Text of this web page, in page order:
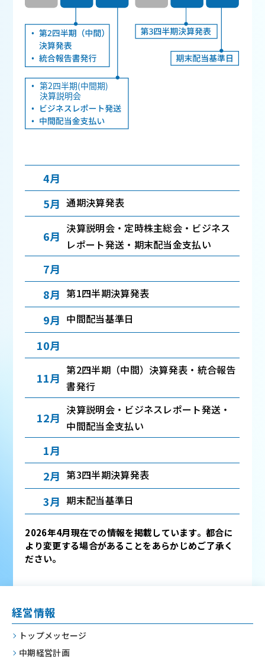
4月
5月 通期決算発表
6月
決算説明会・定時株主総会・ビジネス
レポート発送・期末配当金支払い
7月
8月 第1四半期決算発表
9月 中間配当基準日
10月
11月
第2四半期（中間）決算発表・統合報告
書発行
12月
決算説明会・ビジネスレポート発送・
中間配当金支払い
1月
2月 第3四半期決算発表
3月 期末配当基準日
2026年4月現在での情報を掲載しています。都合に
より変更する場合があることをあらかじめご了承く
ださい。
経営情報
トップメッセージ
中期経営計画